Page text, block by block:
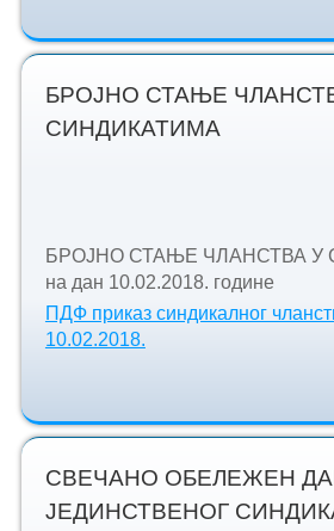
БРОЈНО СТАЊЕ
СИНДИКАТИМА
БРОЈНО СТАЊЕ ЧЛАНСТВА У
на дан 10.02.2018. године
ПДФ приказ синдикалног
10.02.2018.
СВЕЧАНО ОБЕЛЕЖЕН
ЈЕДИНСТВЕНОГ